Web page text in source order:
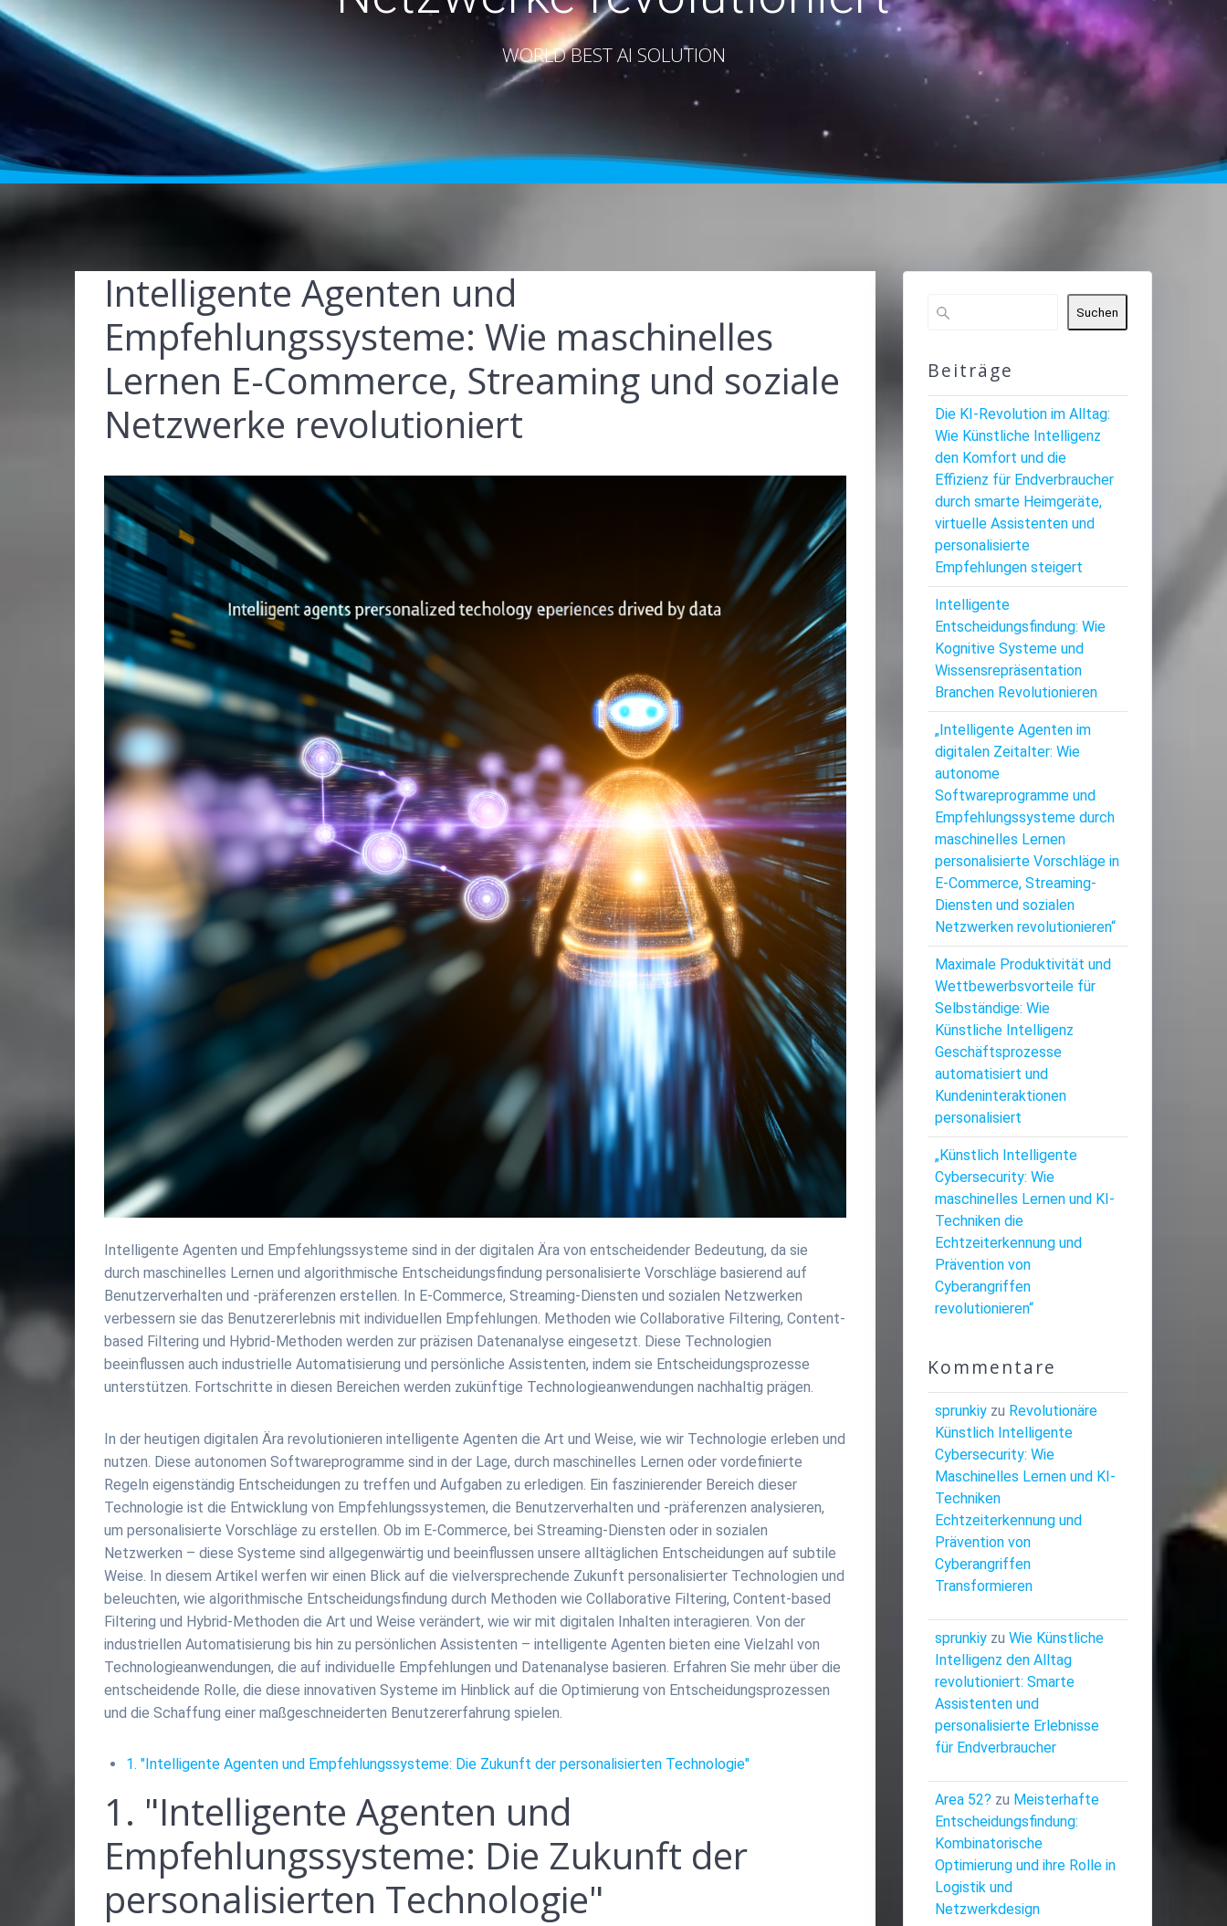
WORLD BEST AI SOLUTION
Intelligente Agenten und
Empfehlungssysteme: Wie maschinelles
Lernen E-Commerce, Streaming und soziale
Netzwerke revolutioniert
Intelligente Agenten und Empfehlungssysteme sind in der digitalen Ära von entscheidender Bedeutung, da sie
durch maschinelles Lernen und algorithmische Entscheidungsfindung personalisierte Vorschläge basierend auf
Benutzerverhalten und -präferenzen erstellen. In E-Commerce, Streaming-Diensten und sozialen Netzwerken
verbessern sie das Benutzererlebnis mit individuellen Empfehlungen. Methoden wie Collaborative Filtering, Content-
based Filtering und Hybrid-Methoden werden zur präzisen Datenanalyse eingesetzt. Diese Technologien
beeinflussen auch industrielle Automatisierung und persönliche Assistenten, indem sie Entscheidungsprozesse
unterstützen. Fortschritte in diesen Bereichen werden zukünftige Technologieanwendungen nachhaltig prägen.
In der heutigen digitalen Ära revolutionieren intelligente Agenten die Art und Weise, wie wir Technologie erleben und
nutzen. Diese autonomen Softwareprogramme sind in der Lage, durch maschinelles Lernen oder vordefinierte
Regeln eigenständig Entscheidungen zu treffen und Aufgaben zu erledigen. Ein faszinierender Bereich dieser
Technologie ist die Entwicklung von Empfehlungssystemen, die Benutzerverhalten und -präferenzen analysieren,
um personalisierte Vorschläge zu erstellen. Ob im E-Commerce, bei Streaming-Diensten oder in sozialen
Netzwerken – diese Systeme sind allgegenwärtig und beeinflussen unsere alltäglichen Entscheidungen auf subtile
Weise. In diesem Artikel werfen wir einen Blick auf die vielversprechende Zukunft personalisierter Technologien und
beleuchten, wie algorithmische Entscheidungsfindung durch Methoden wie Collaborative Filtering, Content-based
Filtering und Hybrid-Methoden die Art und Weise verändert, wie wir mit digitalen Inhalten interagieren. Von der
industriellen Automatisierung bis hin zu persönlichen Assistenten – intelligente Agenten bieten eine Vielzahl von
Technologieanwendungen, die auf individuelle Empfehlungen und Datenanalyse basieren. Erfahren Sie mehr über die
entscheidende Rolle, die diese innovativen Systeme im Hinblick auf die Optimierung von Entscheidungsprozessen
und die Schaffung einer maßgeschneiderten Benutzererfahrung spielen.
1. "Intelligente Agenten und Empfehlungssysteme: Die Zukunft der personalisierten Technologie"
1. "Intelligente Agenten und
Empfehlungssysteme: Die Zukunft der
personalisierten Technologie"
Suchen
Beiträge
Die KI-Revolution im Alltag:
Wie Künstliche Intelligenz
den Komfort und die
Effizienz für Endverbraucher
durch smarte Heimgeräte,
virtuelle Assistenten und
personalisierte
Empfehlungen steigert
Intelligente
Entscheidungsfindung: Wie
Kognitive Systeme und
Wissensrepräsentation
Branchen Revolutionieren
„Intelligente Agenten im
digitalen Zeitalter: Wie
autonome
Softwareprogramme und
Empfehlungssysteme durch
maschinelles Lernen
personalisierte Vorschläge in
E-Commerce, Streaming-
Diensten und sozialen
Netzwerken revolutionieren“
Maximale Produktivität und
Wettbewerbsvorteile für
Selbständige: Wie
Künstliche Intelligenz
Geschäftsprozesse
automatisiert und
Kundeninteraktionen
personalisiert
„Künstlich Intelligente
Cybersecurity: Wie
maschinelles Lernen und KI-
Techniken die
Echtzeiterkennung und
Prävention von
Cyberangriffen
revolutionieren“
Kommentare
sprunkiyzu Revolutionäre
Künstlich Intelligente
Cybersecurity: Wie
Maschinelles Lernen und KI-
Techniken
Echtzeiterkennung und
Prävention von
Cyberangriffen
Transformieren
sprunkiyzu Wie Künstliche
Intelligenz den Alltag
revolutioniert: Smarte
Assistenten und
personalisierte Erlebnisse
für Endverbraucher
Area 52? zu Meisterhafte
Entscheidungsfindung:
Kombinatorische
Optimierung und ihre Rolle in
Logistik und
Netzwerkdesign